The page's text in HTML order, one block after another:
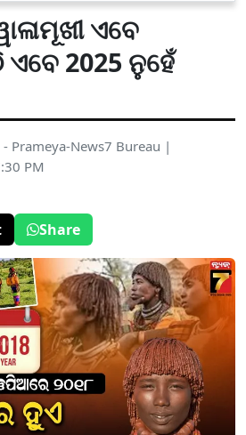
ଏବେ
2025 ନୁହେଁ
- Prameya-News7 Bureau |
PM
Share